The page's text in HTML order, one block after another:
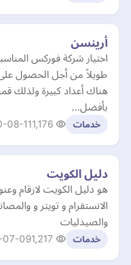
أرينسن
اختيار شركة فوركس
طويلاً من أجل الحصول
هناك أعداد كبيرة ولذلك
بأفضل…
خدمات 08-11
دليل الكويت
هو دليل الكويت لارقام
الانستقرام و تويتر و
والصيدليات
خدمات 07-09